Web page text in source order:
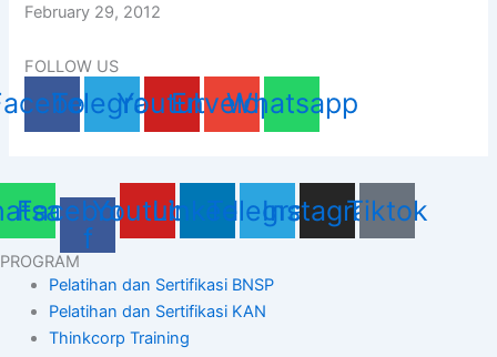
February 29, 2012
FOLLOW US
TelegramYoutubeEnvelope
Whatsapp
Facebook-
f
YoutubeLinkedinTelegram
Instagram
Tiktok
PROGRAM
Pelatihan dan Sertifikasi BNSP
Pelatihan dan Sertifikasi KAN
Thinkcorp Training